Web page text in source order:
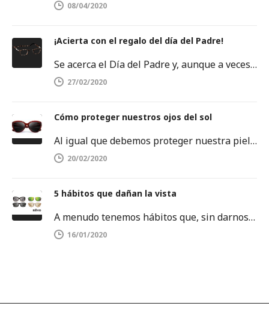
08/04/2020
¡Acierta con el regalo del día del Padre!
Se acerca el Día del Padre y, aunque a veces se nos agoten las ideas, no debemos rendirnos. Este es…
27/02/2020
Cómo proteger nuestros ojos del sol
Al igual que debemos proteger nuestra piel del sol, también es importante proteger nuestros ojos. Los rayos ultravioletas pueden dañar…
20/02/2020
5 hábitos que dañan la vista
A menudo tenemos hábitos que, sin darnos cuenta, dañan la salud de nuestros ojos. Es por ello que debemos tenerlos…
16/01/2020